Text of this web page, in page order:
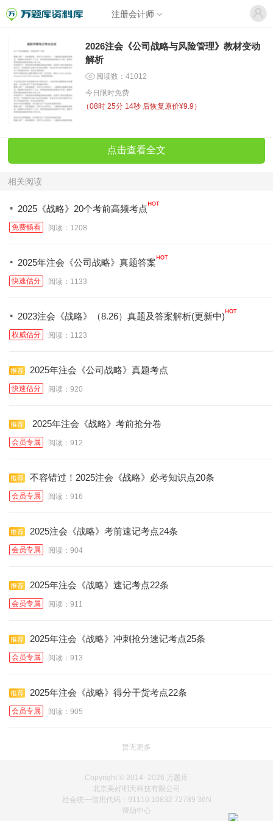
注册会计师
2026注会《公司战略与风险管理》教材变动
解析
阅读数：41012
今日限时免费
（08时 25分 14秒 后恢复原价¥9.9）
点击查看全文
相关阅读
· 2025《战略》20个考前高频考点
免费畅看 阅读：1208
· 2025年注会《公司战略》真题答案
快速估分 阅读：1133
· 2023注会《战略》（8.26）真题及答案解析(更新中)
权威估分 阅读：1123
2025年注会《公司战略》真题考点
快速估分 阅读：920
2025年注会《战略》考前抢分卷
会员专属 阅读：912
不容错过！2025注会《战略》必考知识点20条
会员专属 阅读：916
2025注会《战略》考前速记考点24条
会员专属 阅读：904
2025年注会《战略》速记考点22条
会员专属 阅读：911
2025年注会《战略》冲刺抢分速记考点25条
会员专属 阅读：913
2025年注会《战略》得分干货考点22条
会员专属 阅读：905
暂无更多
Copyright © 2014- 2026 万题库
北京美好明天科技有限公司
社会统一信用代码：91110 10832 72789 36N
帮助中心